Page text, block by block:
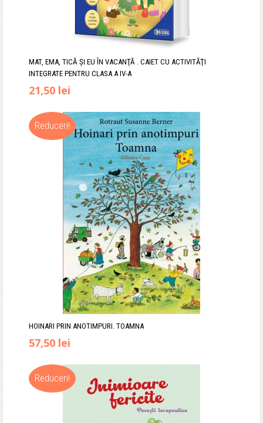
MAT, EMA, TICĂ ŞI EU ÎN VACANŢĂ . CAIET CU ACTIVITĂŢI
INTEGRATE PENTRU CLASA A IV-A
Prețul
inițial
a
24,00 lei.
21,50 lei
curent
este:
21,50 lei.
Reduceri!
HOINARI PRIN ANOTIMPURI. TOAMNA
Prețul
inițial
a
57,50 lei
curent
este:
57,50 lei.
Reduceri!